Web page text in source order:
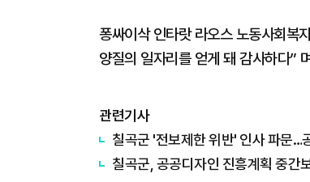
퐁싸이삭 인타랏 라오스 노동사회복
양질의 일자리를 얻게 돼 감사하다”
관련기사
칠곡군 '전보제한 위반' 인사 파문…
칠곡군, 공공디자인 진흥계획 중간